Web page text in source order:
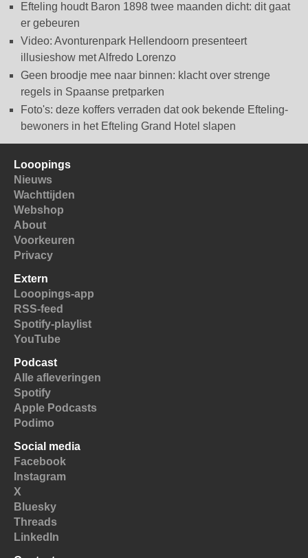
Efteling houdt Baron 1898 twee maanden dicht: dit gaat
er gebeuren
Video: Avonturenpark Hellendoorn presenteert
illusieshow met Alfredo Lorenzo
Geen broodje mee naar binnen: klacht over strenge
regels in Spaanse pretparken
Foto's: deze koffers verraden dat ook bekende Efteling-
bewoners in het Efteling Grand Hotel slapen
Looopings
Nieuws
Wachttijden
Webshop
About
Voorkeuren
Privacy
Extern
Looopings-app
RSS-feed
Spotify-playlist
YouTube
Podcast
Alle afleveringen
Spotify
Apple Podcasts
Podimo
Social media
Facebook
Instagram
X
Bluesky
Threads
LinkedIn